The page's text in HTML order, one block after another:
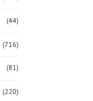
(44)
(716)
(81)
(220)